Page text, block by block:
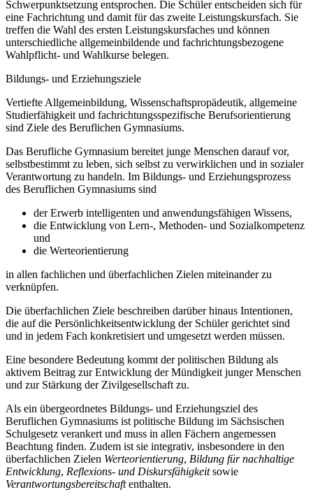
Schwerpunktsetzung entsprochen. Die Schüler entscheiden sich für
eine Fachrichtung und damit für das zweite Leistungskursfach. Sie
treffen die Wahl des ersten Leistungskursfaches und können
unterschiedliche allgemeinbildende und fachrichtungsbezogene
Wahlpflicht- und Wahlkurse belegen.
Bildungs- und Erziehungsziele
Vertiefte Allgemeinbildung, Wissenschaftspropädeutik, allgemeine
Studierfähigkeit und fachrichtungsspezifische Berufsorientierung
sind Ziele des Beruflichen Gymnasiums.
Das Berufliche Gymnasium bereitet junge Menschen darauf vor,
selbstbestimmt zu leben, sich selbst zu verwirklichen und in sozialer
Verantwortung zu handeln. Im Bildungs- und Erziehungsprozess
des Beruflichen Gymnasiums sind
der Erwerb intelligenten und anwendungsfähigen Wissens,
die Entwicklung von Lern-, Methoden- und Sozialkompetenz
und
die Werteorientierung
in allen fachlichen und überfachlichen Zielen miteinander zu
verknüpfen.
Die überfachlichen Ziele beschreiben darüber hinaus Intentionen,
die auf die Persönlichkeitsentwicklung der Schüler gerichtet sind
und in jedem Fach konkretisiert und umgesetzt werden müssen.
Eine besondere Bedeutung kommt der politischen Bildung als
aktivem Beitrag zur Entwicklung der Mündigkeit junger Menschen
und zur Stärkung der Zivilgesellschaft zu.
Als ein übergeordnetes Bildungs- und Erziehungsziel des
Beruflichen Gymnasiums ist politische Bildung im Sächsischen
Schulgesetz verankert und muss in allen Fächern angemessen
Beachtung finden. Zudem ist sie integrativ, insbesondere in den
überfachlichen Zielen Werteorientierung, Bildung für nachhaltige
Entwicklung, Reflexions- und Diskursfähigkeitsowie
Verantwortungsbereitschaftenthalten.